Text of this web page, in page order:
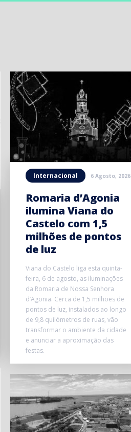
Internacional 6 Agosto, 2026
Romaria d’Agonia
ilumina Viana do
Castelo com 1,5
milhões de pontos
de luz
Viana do Castelo liga esta quinta-
feira, 6 de agosto, as iluminações
da Romaria de Nossa Senhora
d’Agonia. Cerca de 1,5 milhões de
pontos de luz, instalados ao longo
de 9,8 quilómetros de ruas, vão
transformar o ambiente da cidade
e anunciar a aproximação das
festas.